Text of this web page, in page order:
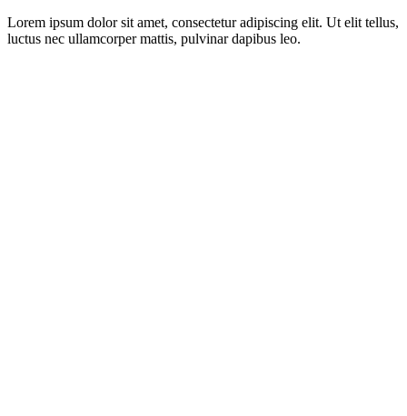
Lorem ipsum dolor sit amet, consectetur adipiscing elit. Ut elit tellus,
luctus nec ullamcorper mattis, pulvinar dapibus leo.